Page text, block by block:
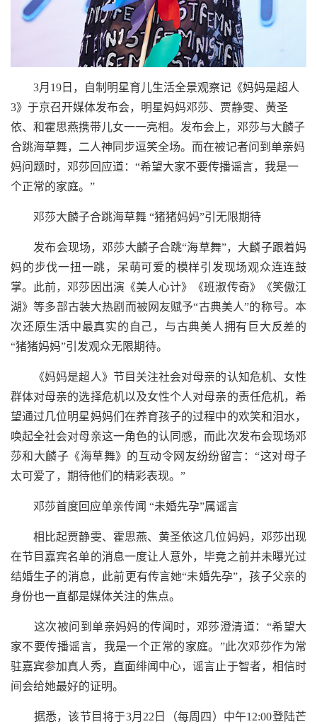
3月19日，自制明星育儿生活全景观察记《妈妈是超人
3》于京召开媒体发布会，明星妈妈邓莎、贾静雯、黄圣
依、和霍思燕携带儿女一一亮相。发布会上，邓莎与大麟子
合跳海草舞，二人神同步逗笑全场。而在被记者问到单亲妈
妈问题时，邓莎回应道：“希望大家不要传播谣言，我是一
个正常的家庭。”
邓莎大麟子合跳海草舞 “猪猪妈妈”引无限期待
发布会现场，邓莎大麟子合跳“海草舞”，大麟子跟着妈
妈的步伐一扭一跳，呆萌可爱的模样引发现场观众连连鼓
掌。此前，邓莎因出演《美人心计》《班淑传奇》《笑傲江
湖》等多部古装大热剧而被网友赋予“古典美人”的称号。本
次还原生活中最真实的自己，与古典美人拥有巨大反差的
“猪猪妈妈”引发观众无限期待。
《妈妈是超人》节目关注社会对母亲的认知危机、女性
群体对母亲的选择危机以及女性个人对母亲的责任危机，希
望通过几位明星妈妈们在养育孩子的过程中的欢笑和泪水，
唤起全社会对母亲这一角色的认同感，而此次发布会现场邓
莎和大麟子《海草舞》的互动令网友纷纷留言：“这对母子
太可爱了，期待他们的精彩表现。”
邓莎首度回应单亲传闻 “未婚先孕”属谣言
相比起贾静雯、霍思燕、黄圣依这几位妈妈，邓莎出现
在节目嘉宾名单的消息一度让人意外，毕竟之前并未曝光过
结婚生子的消息，此前更有传言她“未婚先孕”，孩子父亲的
身份也一直都是媒体关注的焦点。
这次被问到单亲妈妈的传闻时，邓莎澄清道：“希望大
家不要传播谣言，我是一个正常的家庭。”此次邓莎作为常
驻嘉宾参加真人秀，直面绯闻中心，谣言止于智者，相信时
间会给她最好的证明。
据悉，该节目将于3月22日（每周四）中午12:00登陆芒